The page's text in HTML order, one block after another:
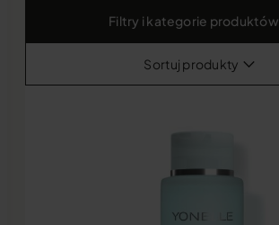
Filtry i kategorie produktów
Sortuj produkty